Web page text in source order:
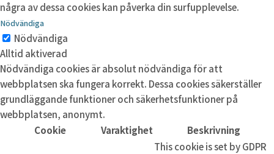
några av dessa cookies kan påverka din surfupplevelse.
Nödvändiga
Nödvändiga
Alltid aktiverad
Nödvändiga cookies är absolut nödvändiga för att
webbplatsen ska fungera korrekt. Dessa cookies säkerställer
grundläggande funktioner och säkerhetsfunktioner på
webbplatsen, anonymt.
Cookie
Varaktighet Beskrivning
This cookie is set by GDPR